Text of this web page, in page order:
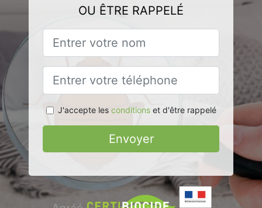
OU ÊTRE RAPPELÉ
J'accepte les conditionset d'être rappelé
Envoyer